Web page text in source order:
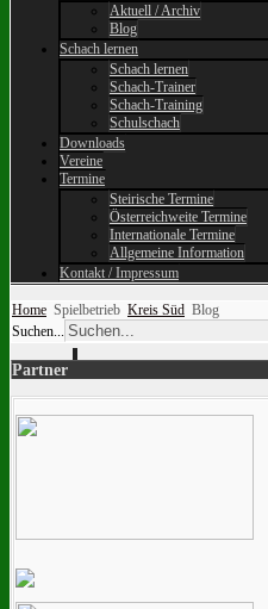
Aktuell / Archiv
Blog
Schach lernen
Schach lernen
Schach-Trainer
Schach-Training
Schulschach
Downloads
Vereine
Termine
Steirische Termine
Österreichweite Termine
Internationale Termine
Allgemeine Information
Kontakt / Impressum
Home Spielbetrieb Kreis Süd Blog
Suchen...
Partner